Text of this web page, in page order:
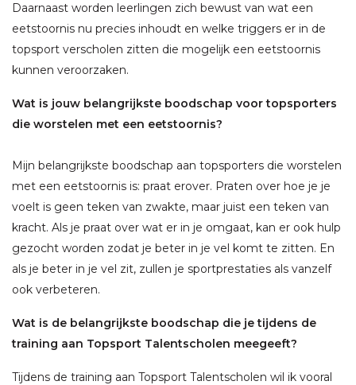
Daarnaast worden leerlingen zich bewust van wat een
eetstoornis nu precies inhoudt en welke triggers er in de
topsport verscholen zitten die mogelijk een eetstoornis
kunnen veroorzaken.
Wat is jouw belangrijkste boodschap voor topsporters
die worstelen met een eetstoornis?
Mijn belangrijkste boodschap aan topsporters die worstelen
met een eetstoornis is: praat erover. Praten over hoe je je
voelt is geen teken van zwakte, maar juist een teken van
kracht. Als je praat over wat er in je omgaat, kan er ook hulp
gezocht worden zodat je beter in je vel komt te zitten. En
als je beter in je vel zit, zullen je sportprestaties als vanzelf
ook verbeteren.
Wat is de belangrijkste boodschap die je tijdens de
training aan Topsport Talentscholen meegeeft?
Tijdens de training aan Topsport Talentscholen wil ik vooral